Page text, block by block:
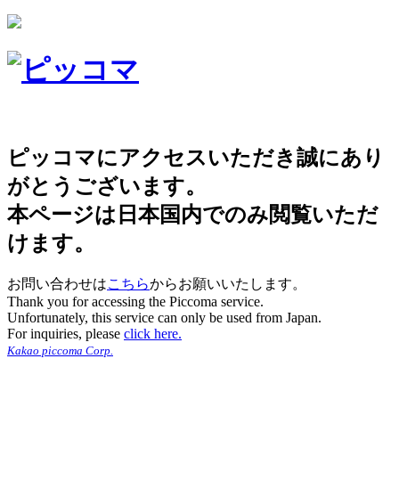
ピッコマにアクセスいただき誠にあり
がとうございます。
本ページは日本国内でのみ閲覧いただ
けます。
お問い合わせはこちらからお願いいたします。
Thank you for accessing the Piccoma service.
Unfortunately, this service can only be used from Japan.
For inquiries, please click here.
Kakao piccoma Corp.